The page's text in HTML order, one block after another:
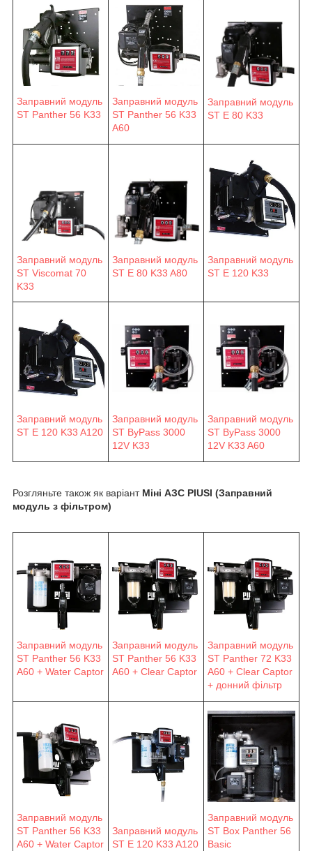
Заправний модуль
ST Panther 56 K33
Заправний модуль
ST Panther 56 K33
A60
Заправний модуль
ST E 80 K33
Заправний модуль
ST Viscomat 70
K33
Заправний модуль
ST E 80 K33 A80
Заправний модуль
ST E 120 K33
Заправний модуль
ST E 120 K33 A120
Заправний модуль
ST ByPass 3000
12V K33
Заправний модуль
ST ByPass 3000
12V K33 A60
Розгляньте також як варіант Міні АЗС PIUSI (Заправний
модуль з фільтром)
Заправний модуль
ST Panther 56 K33
A60 + Water Captor
Заправний модуль
ST Panther 56 K33
A60 + Clear Captor
Заправний модуль
ST Panther 72 K33
A60 + Clear Captor
+ донний фільтр
Заправний модуль
ST Panther 56 K33
A60 + Water Captor
Заправний модуль
ST E 120 K33 A120
Заправний модуль
ST Box Panther 56
Basic